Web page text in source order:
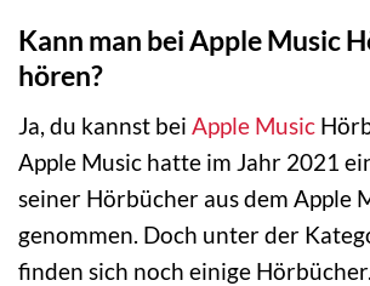
Kann man bei Apple Music
hören?
Ja, du kannst bei Apple Music
Apple Music hatte im Jahr 2021
seiner Hörbücher aus dem Apple
genommen. Doch unter der
finden sich noch einige